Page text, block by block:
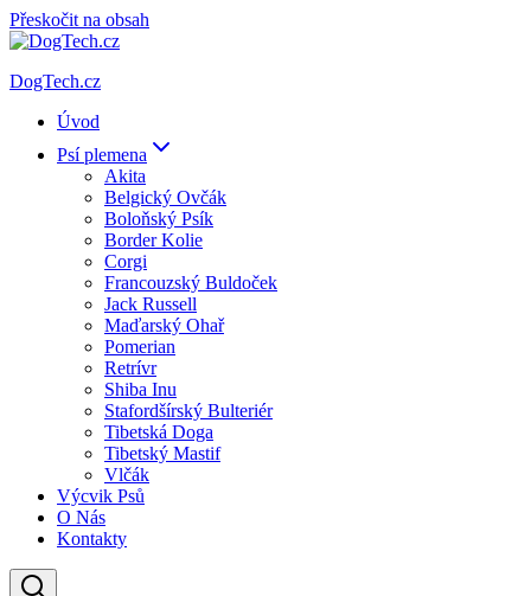
Přeskočit na obsah
DogTech.cz
Úvod
Psí plemena
Akita
Belgický Ovčák
Boloňský Psík
Border Kolie
Corgi
Francouzský Buldoček
Jack Russell
Maďarský Ohař
Pomerian
Retrívr
Shiba Inu
Stafordšírský Bulteriér
Tibetská Doga
Tibetský Mastif
Vlčák
Výcvik Psů
O Nás
Kontakty